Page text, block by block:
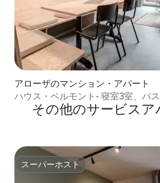
アローザのマンション・アパート
ハウス・ベルモント- 寝室3室、バ
その他のサービスア
スーパーホスト
スーパーホスト